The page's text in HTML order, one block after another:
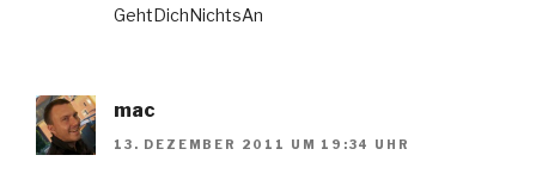
GehtDichNichtsAn
mac
13. DEZEMBER 2011 UM 19:34 UHR